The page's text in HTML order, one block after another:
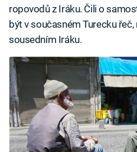
ropovodů z Iráku. Čili o
být v současném Turecku
sousedním Iráku.